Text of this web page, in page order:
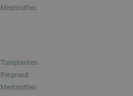
Meststoffen
Tuinplanten
Potgrond
Meststoffen